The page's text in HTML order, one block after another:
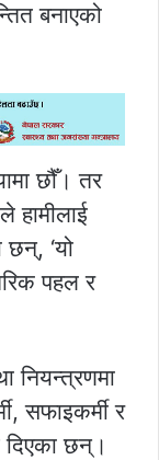
बनाएको
छौँ। तर
हामीलाई
छन्, ‘यो
पहल र
नियन्त्रणमा
सफाइकर्मी र
दिएका छन्।